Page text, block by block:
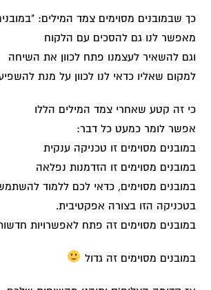
כך שבמובנים מסוימים צמד המילים:
מאפשר לנו גם להסכים עם הלקוח
וגם להשאיר לעצמנו פתח לכוון את השיחה
למקום שאליו כדאי לנו לכוון על מנת
כי זה קטע שאחרי צמד המילים הללו
אפשר לומר כמעט כל דבר:
במובנים מסוימים זו טכניקה ענקית
במובנים מסוימים זו הזדמנות נפלאה
במובנים מסוימים, כדאי לכם ללמוד
בטכניקה הזו בצורה אפקטיבית.
במובנים מסוימים זה פתח לאפשרויות
במובנים מסוימים זה גדול